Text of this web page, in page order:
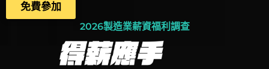
免費參加
2026製造業薪資福利調查